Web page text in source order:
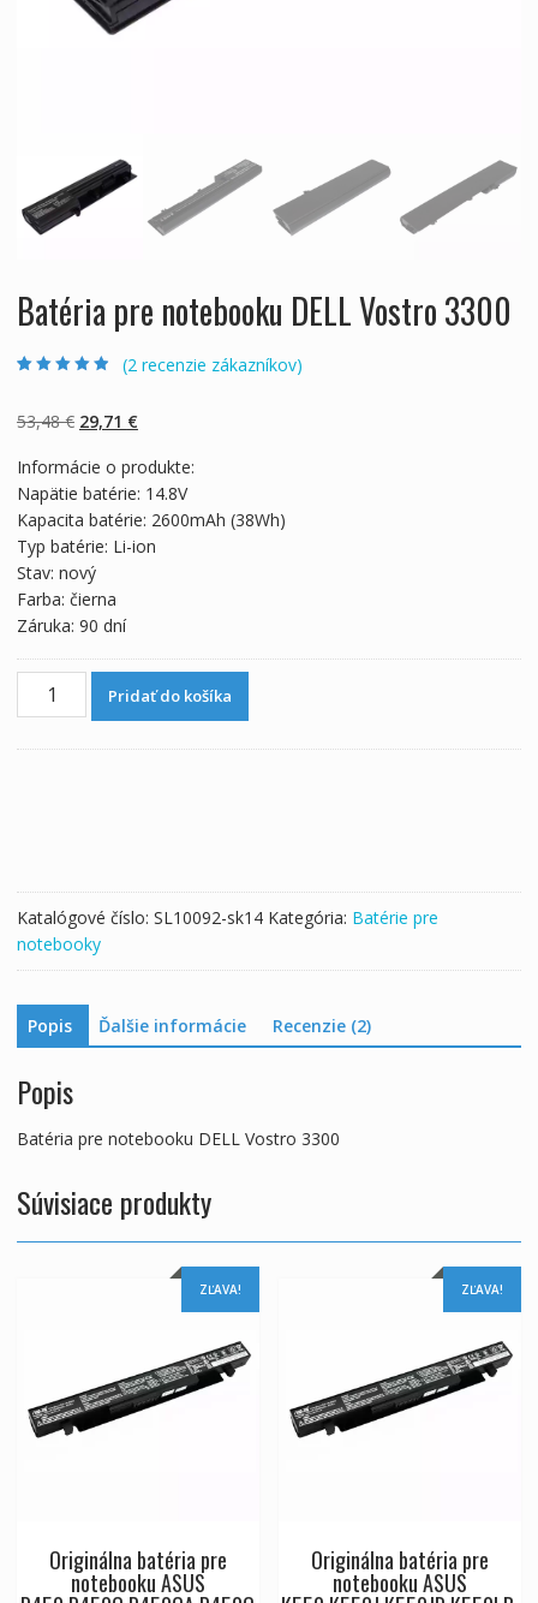
Batéria pre notebooku DELL Vostro 3300
základe
zákazníckych
(2 recenzie zákazníkov)
53,48€ Pôvodná
bola:
53,48 €.
29,71 €Aktuálna
je:
29,71 €.
Informácie o produkte:
Napätie batérie: 14.8V
Kapacita batérie: 2600mAh (38Wh)
Typ batérie: Li-ion
Stav: nový
Farba: čierna
Záruka: 90 dní
množstvo
Pridať do košíka
Katalógové číslo: SL10092-sk14 Kategória: Batérie pre
notebooky
Popis Ďalšie informácie Recenzie (2)
Popis
Batéria pre notebooku DELL Vostro 3300
Súvisiace produkty
ZĽAVA!
Originálna batéria pre
notebooku ASUS
ZĽAVA!
Originálna batéria pre
notebooku ASUS